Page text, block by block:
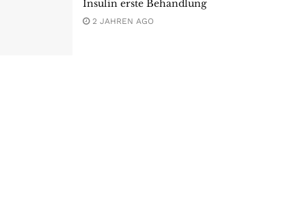
Insulin erste Behandlung
2 JAHREN AGO